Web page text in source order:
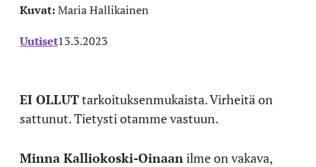
Kuvat:Maria Hallikainen
Uutiset13.3.2023
EI OLLUTtarkoituksenmukaista. Virheitä on
sattunut. Tietysti otamme vastuun.
Minna Kalliokoski-Oinaanilme on vakava,